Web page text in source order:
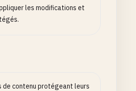
les modifications et
de contenu protégeant leurs